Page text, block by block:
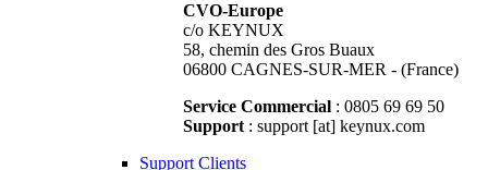
CVO-Europe
c/o KEYNUX
58, chemin des Gros Buaux
06800 CAGNES-SUR-MER - (France)
Service Commercial : 0805 69 69 50
Support : support [at] keynux.com
Support Clients